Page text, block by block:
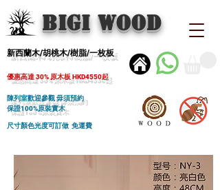
BIGI wood
新西蘭木/胡桃木/樹脂/一枚板
優惠高達 30% 原木板 HKD4550起
陳列室歡迎參觀 毋須預約
保證100%原裝實木
尺寸顏色光度可訂做 免運費